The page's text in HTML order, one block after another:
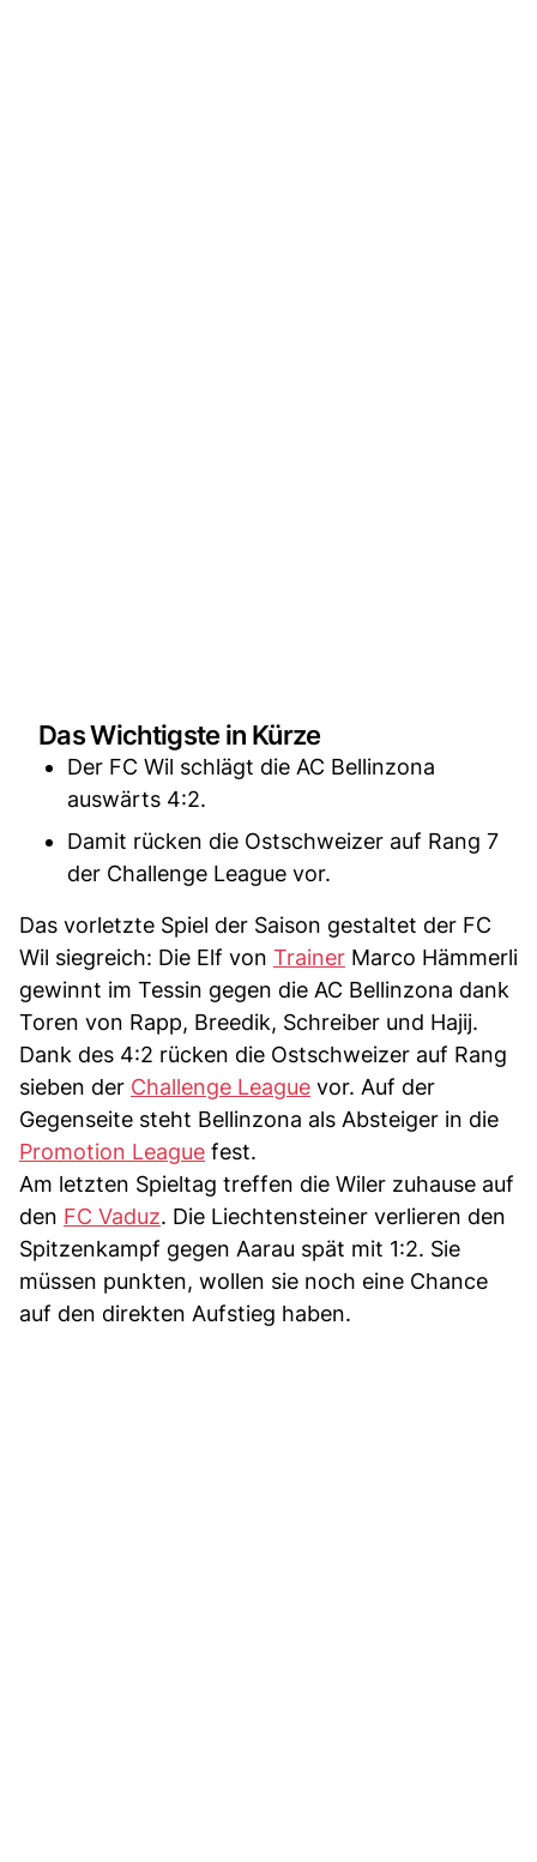
Das Wichtigste in Kürze
Der FC Wil schlägt die AC Bellinzona
auswärts 4:2.
Damit rücken die Ostschweizer auf Rang 7
der Challenge League vor.
Das vorletzte Spiel der Saison gestaltet der FC
Wil siegreich: Die Elf von Trainer Marco Hämmerli
gewinnt im Tessin gegen die AC Bellinzona dank
Toren von Rapp, Breedik, Schreiber und Hajij.
Dank des 4:2 rücken die Ostschweizer auf Rang
sieben der Challenge League vor. Auf der
Gegenseite steht Bellinzona als Absteiger in die
Promotion League fest.
Am letzten Spieltag treffen die Wiler zuhause auf
den FC Vaduz. Die Liechtensteiner verlieren den
Spitzenkampf gegen Aarau spät mit 1:2. Sie
müssen punkten, wollen sie noch eine Chance
auf den direkten Aufstieg haben.